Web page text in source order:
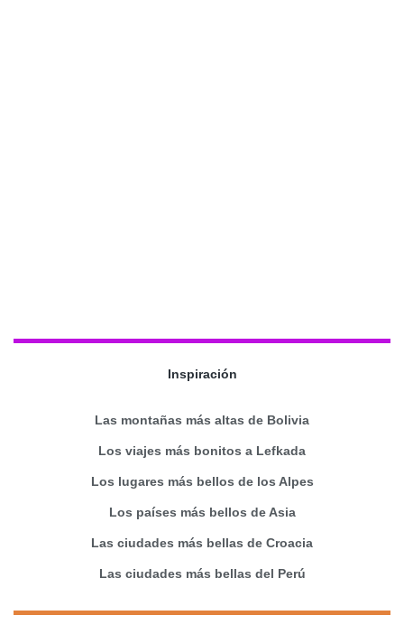
Inspiración
Las montañas más altas de Bolivia
Los viajes más bonitos a Lefkada
Los lugares más bellos de los Alpes
Los países más bellos de Asia
Las ciudades más bellas de Croacia
Las ciudades más bellas del Perú